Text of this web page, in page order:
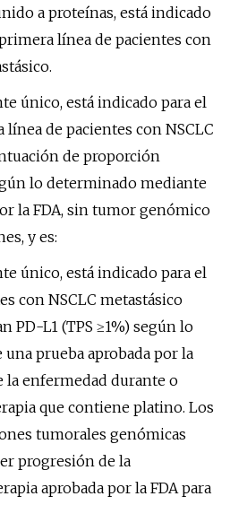
a proteínas, está indicado
línea de pacientes con
único, está indicado para el
de pacientes con NSCLC
de proporción
lo determinado mediante
la FDA, sin tumor genómico
y es:
único, está indicado para el
con NSCLC metastásico
PD-L1 (TPS ≥1%) según lo
prueba aprobada por la
la enfermedad durante o
que contiene platino. Los
tumorales genómicas
progresión de la
aprobada por la FDA para